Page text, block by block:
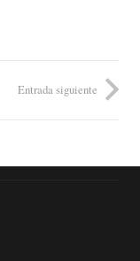
Entrada siguiente